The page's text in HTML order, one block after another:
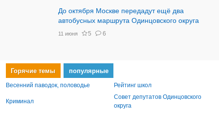
До октября Москве передадут ещё два
автобусных маршрута Одинцовского округа
11 июня 5 6
Горячие темы популярные
Весенний паводок, половодье Рейтинг школ
Криминал
Совет депутатов Одинцовского
округа